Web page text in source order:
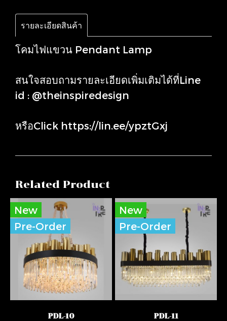
รายละเอียดสินค้า
โคมไฟแขวน Pendant Lamp
สนใจสอบถามรายละเอียดเพิ่มเติมได้ที่Line
id : @theinspiredesign
หรือClick https://lin.ee/ypztGxj
Related Product
New
Pre-Order
PDL-10
New
Pre-Order
PDL-11